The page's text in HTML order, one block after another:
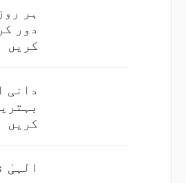
ہر
دور
کریں
دانی
کریں
الہیٰ